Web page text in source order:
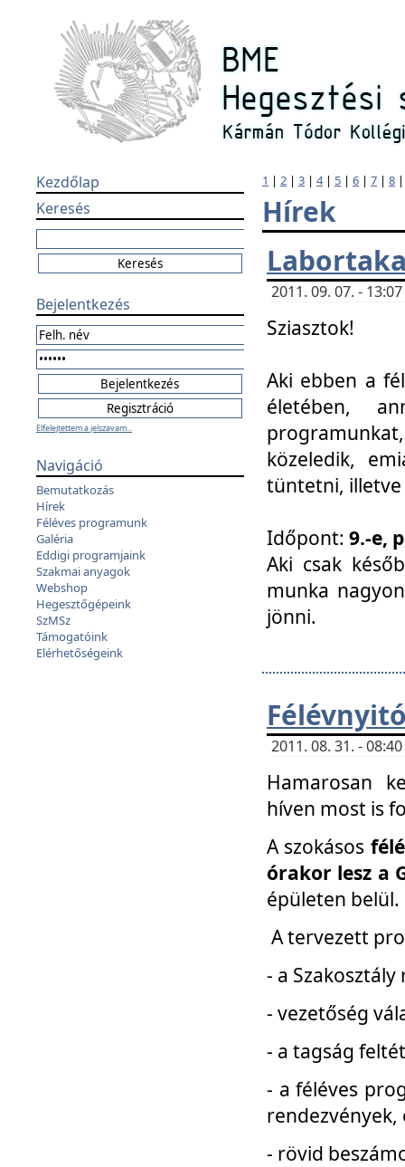
Kezdőlap
Keresés
Bejelentkezés
Elfelejtettem a jelszavam...
Navigáció
Bemutatkozás
Hírek
Féléves programunk
Galéria
Eddigi programjaink
Szakmai anyagok
Webshop
Hegesztőgépeink
SzMSz
Támogatóink
Elérhetőségeink
1 | 2 | 3 | 4| 5 | 6 | 7 | 8
Hírek
2011. 09. 07. -
Sziasztok!
Aki ebben a
életében,
közeledik,
tüntetni, illetve
Időpont: 9.-e,
Aki csak
munka
jönni.
2011. 08. 31. -
Hamarosan
híven most is
A szokásos
órakor lesz a
épületen belül.
A tervezett
- a
- vezetőség
- a tagság
- a féléves
- rövid